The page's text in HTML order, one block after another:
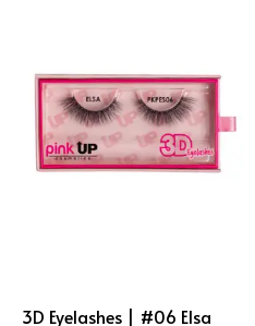
3D Eyelashes | #06 Elsa